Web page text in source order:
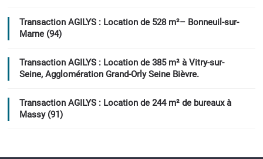
Transaction AGILYS : Location de 528 m²– Bonneuil-sur-
Marne (94)
Transaction AGILYS : Location de 385 m² à Vitry-sur-
Seine, Agglomération Grand-Orly Seine Bièvre.
Transaction AGILYS : Location de 244 m² de bureaux à
Massy (91)